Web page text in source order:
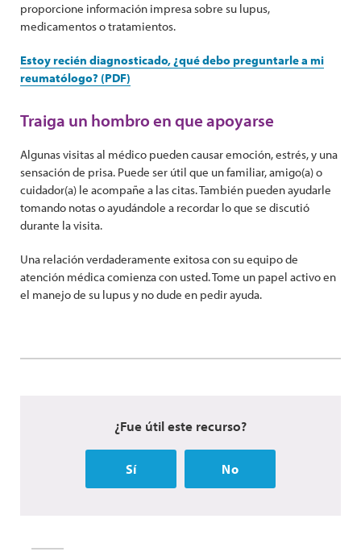
proporcione información impresa sobre su lupus,
medicamentos o tratamientos.
Estoy recién diagnosticado, ¿qué debo preguntarle a mi
reumatólogo? (PDF)
Traiga un hombro en que apoyarse
Algunas visitas al médico pueden causar emoción, estrés, y una
sensación de prisa. Puede ser útil que un familiar, amigo(a) o
cuidador(a) le acompañe a las citas. También pueden ayudarle
tomando notas o ayudándole a recordar lo que se discutió
durante la visita.
Una relación verdaderamente exitosa con su equipo de
atención médica comienza con usted. Tome un papel activo en
el manejo de su lupus y no dude en pedir ayuda.
¿Fue útil este recurso?
Sí No